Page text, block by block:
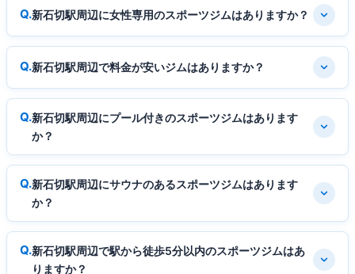
新石切駅周辺に女性専用のスポーツジムはありますか？
新石切駅周辺で料金が安いジムはありますか？
新石切駅周辺にプール付きのスポーツジムはあります
か？
新石切駅周辺にサウナのあるスポーツジムはあります
か？
新石切駅周辺で駅から徒歩5分以内のスポーツジムはあ
りますか？